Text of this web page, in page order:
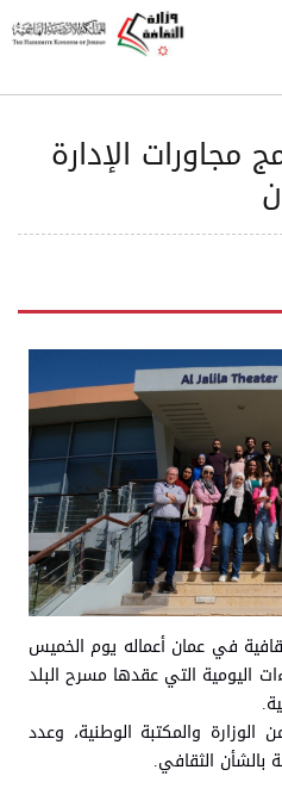
مجاورات الإدارة
في عمان أعماله يوم الخميس
اليومية التي عقدها مسرح البلد
والمكتبة الوطنية، وعدد
بالشأن الثقافي.